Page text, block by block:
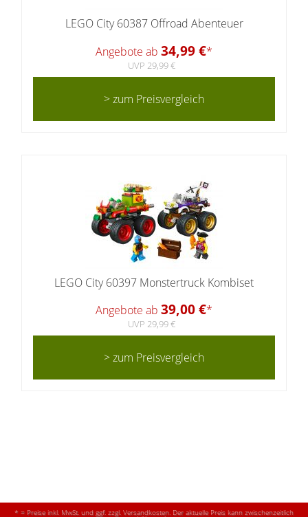
LEGO City 60387 Offroad Abenteuer
Angebote ab 34,99 €*
UVP 29,99 €
> zum Preisvergleich
LEGO City 60397 Monstertruck Kombiset
Angebote ab 39,00 €*
UVP 29,99 €
> zum Preisvergleich
* = Preise inkl. MwSt. und ggf. zzgl. Versandkosten. Der aktuelle Preis kann zwischenzeitlich